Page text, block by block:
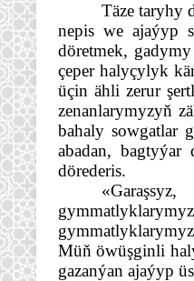
Täze taryhy
nepis we ajaýyp
döretmek,
çeper halyçylyk
üçin ähli zerur
zenanlarymyzyň
bahaly sowgatlar
abadan,
dörederis.
Müň öwüşginli
gazanýan ajaýyp